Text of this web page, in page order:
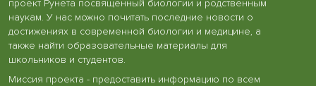
проект Рунета посвященный биологии и родственным
наукам. У нас можно почитать последние новости о
достижениях в современной биологии и медицине, а
также найти образовательные материалы для
школьников и студентов.
Миссия проекта - предоставить информацию по всем